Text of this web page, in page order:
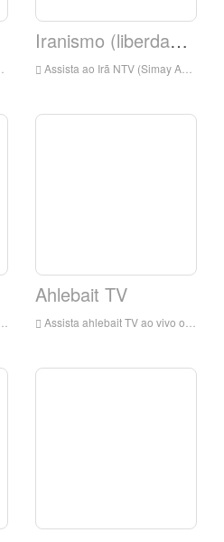
Iranismo (liberdade de tempo)
Assista ao Irã NTV (Simay Azadi) ao vivo on-line, Iranntv (Simay Azadi) HD Live Streaming, Iranntv (Simay Azadi) Assista ao vivo TV da Inglaterra
Ahlebait TV
Assista ahlebait TV ao vivo on-line, Ahlebait TV HD Live Streaming, Ahlebait TV Watch Live TV da Inglaterra